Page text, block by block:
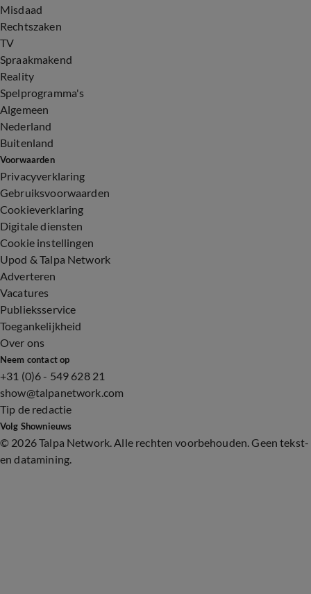
Misdaad
Rechtszaken
TV
Spraakmakend
Reality
Spelprogramma's
Algemeen
Nederland
Buitenland
Voorwaarden
Privacyverklaring
Gebruiksvoorwaarden
Cookieverklaring
Digitale diensten
Cookie instellingen
Upod & Talpa Network
Adverteren
Vacatures
Publieksservice
Toegankelijkheid
Over ons
Neem contact op
+31 (0)6 - 549 628 21
show@talpanetwork.com
Tip de redactie
Volg Shownieuws
© 2026 Talpa Network. Alle rechten voorbehouden. Geen tekst-
en datamining.